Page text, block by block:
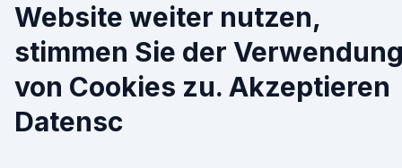
Website weiter nutzen,
stimmen Sie der Verwendung
von Cookies zu. Akzeptieren
Datensc